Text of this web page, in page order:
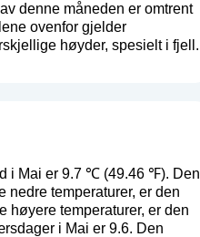
denne måneden er omtrent
ovenfor gjelder
høyder, spesielt i fjell.
i Mai er 9.7 ℃ (49.46 ℉). Den
temperaturer, er den
høyere temperaturer, er den
i Mai er 9.6. Den